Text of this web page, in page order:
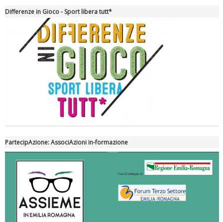
Tiziano Pesce nel Cda di Fondazione Terzjus: prima riunione a
Differenze in Gioco - Sport libera tutt*
PartecipAzione: AssociAzioni in-formazione